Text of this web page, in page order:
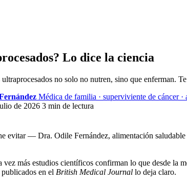
Lo dice la ciencia
no solo no nutren, sino que enferman.
Médica de familia · superviviente de cáncer ·
de 2026 3 min de lectura
más estudios científicos confirman lo que desde la
en el British Medical Journal lo deja claro.